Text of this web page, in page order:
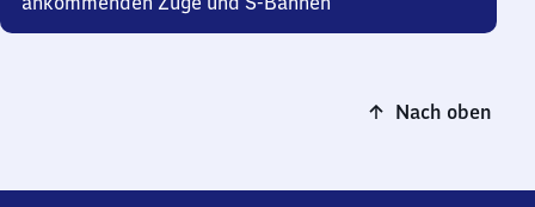
Nach oben